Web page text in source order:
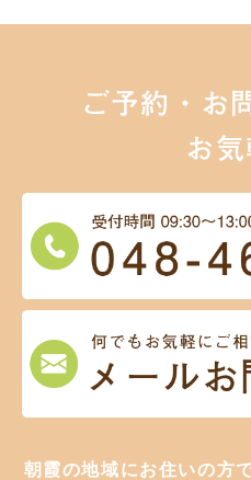
ご予約・お
お気
朝霞の地域にお住いの方